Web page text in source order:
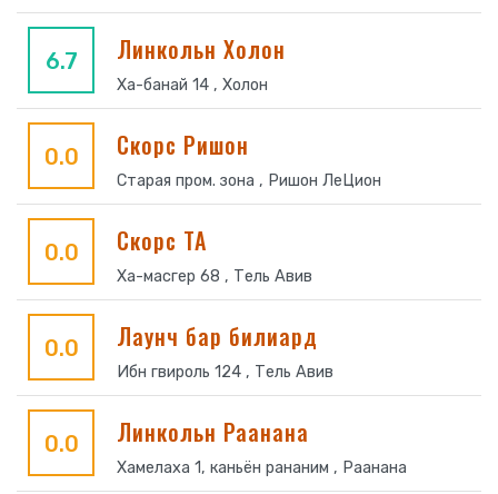
6.7 Линкольн Холон
Ха-банай 14 , Холон
0.0 Скорс Ришон
Старая пром. зона , Ришон ЛеЦион
0.0 Скорс ТА
Ха-масгер 68 , Тель Авив
0.0 Лаунч бар билиард
Ибн гвироль 124 , Тель Авив
0.0 Линкольн Раанана
Хамелаха 1, каньён рананим , Раанана